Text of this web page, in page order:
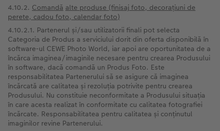
4.10.2. Comandă alte produse (finisaj foto, decorațiuni de
perete, cadou foto, calendar foto)
4.10.2.1. Partenerul și/sau utilizatorii finali pot selecta
Categoria de Produs a serviciului dorit din oferta disponibilă în
software-ul CEWE Photo World, iar apoi are oportunitatea de a
încărca imaginea/imaginile necesare pentru crearea Produsului
în software, dacă comandă un Produs Foto. Este
responsabilitatea Partenerului să se asigure că imaginea
încărcată are calitatea și rezoluția potrivite pentru crearea
Produsului. Nu constituie neconformitate a Produsului situația
în care acesta realizat în conformitate cu calitatea fotografiei
încărcate. Responsabilitatea pentru calitatea și conținutul
imaginilor revine Partenerului.